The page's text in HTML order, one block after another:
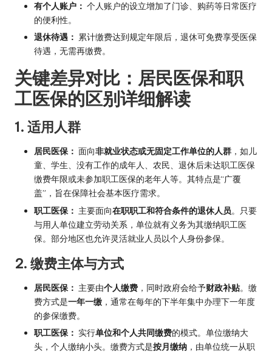
有个人账户： 个人账户的设立增加了门诊、购药等日常医疗
的便利性。
退休待遇： 累计缴费达到规定年限后，退休可免费享受医保
待遇，无需再缴费。
关键差异对比：居民医保和职
工医保的区别详细解读
1. 适用人群
居民医保： 面向非就业状态或无固定工作单位的人群 ，如儿
童、学生、没有工作的成年人、农民、退休后未达职工医保
缴费年限或未参加职工医保的老年人等。其特点是“广覆
盖”，旨在保障社会基本医疗需求。
职工医保： 主要面向在职职工和符合条件的退休人员。只要
与用人单位建立劳动关系，单位就有义务为其缴纳职工医
保。部分地区也允许灵活就业人员以个人身份参保。
2. 缴费主体与方式
居民医保： 主要由个人缴费 ，同时政府会给予财政补贴。缴
费方式是一年一缴 ，通常在每年的下半年集中办理下一年度
的参保缴费。
职工医保： 实行单位和个人共同缴费的模式。单位缴纳大
头，个人缴纳小头。缴费方式是按月缴纳 ，由单位统一从职